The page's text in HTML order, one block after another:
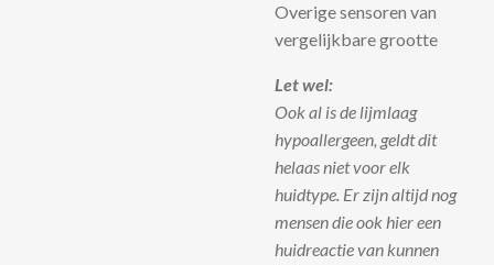
Overige sensoren van
vergelijkbare grootte
Let wel:
Ook al is de lijmlaag
hypoallergeen, geldt dit
helaas niet voor elk
huidtype. Er zijn altijd nog
mensen die ook hier een
huidreactie van kunnen